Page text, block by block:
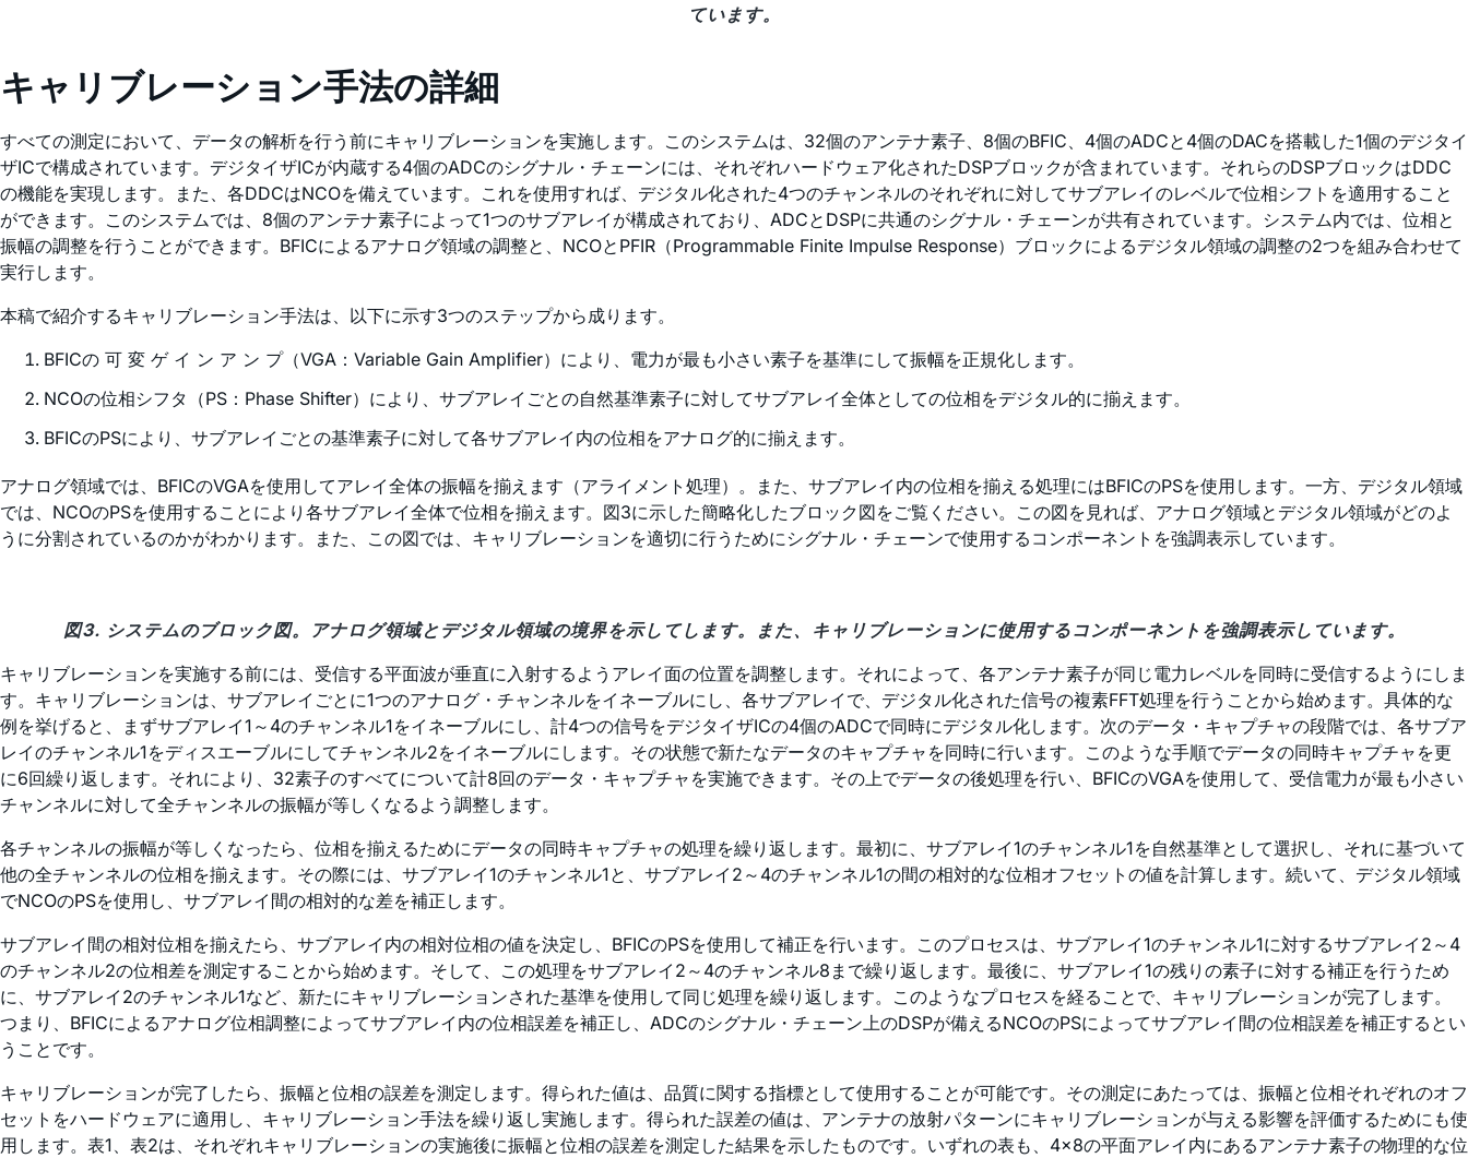
ています。
キャリブレーション手法の詳細
すべての測定において、データの解析を行う前にキャリブレーションを実施します。このシステムは、32個のアンテナ素子、8個のBFIC、4個のADCと4個のDACを搭載した1個のデジタイ
ザICで構成されています。デジタイザICが内蔵する4個のADCのシグナル・チェーンには、それぞれハードウェア化されたDSPブロックが含まれています。それらのDSPブロックはDDC
の機能を実現します。また、各DDCはNCOを備えています。これを使用すれば、デジタル化された4つのチャンネルのそれぞれに対してサブアレイのレベルで位相シフトを適用すること
ができます。このシステムでは、8個のアンテナ素子によって1つのサブアレイが構成されており、ADCとDSPに共通のシグナル・チェーンが共有されています。システム内では、位相と
振幅の調整を行うことができます。BFICによるアナログ領域の調整と、NCOとPFIR（Programmable Finite Impulse Response）ブロックによるデジタル領域の調整の2つを組み合わせて
実行します。
本稿で紹介するキャリブレーション手法は、以下に示す3つのステップから成ります。
BFICの 可 変 ゲ イ ン ア ン プ（VGA：Variable Gain Amplifier）により、電力が最も小さい素子を基準にして振幅を正規化します。
NCOの位相シフタ（PS：Phase Shifter）により、サブアレイごとの自然基準素子に対してサブアレイ全体としての位相をデジタル的に揃えます。
BFICのPSにより、サブアレイごとの基準素子に対して各サブアレイ内の位相をアナログ的に揃えます。
アナログ領域では、BFICのVGAを使用してアレイ全体の振幅を揃えます（アライメント処理）。また、サブアレイ内の位相を揃える処理にはBFICのPSを使用します。一方、デジタル領域
では、NCOのPSを使用することにより各サブアレイ全体で位相を揃えます。図3に示した簡略化したブロック図をご覧ください。この図を見れば、アナログ領域とデジタル領域がどのよ
うに分割されているのかがわかります。また、この図では、キャリブレーションを適切に行うためにシグナル・チェーンで使用するコンポーネントを強調表示しています。
図3. システムのブロック図。アナログ領域とデジタル領域の境界を示してします。また、キャリブレーションに使用するコンポーネントを強調表示しています。
キャリブレーションを実施する前には、受信する平面波が垂直に入射するようアレイ面の位置を調整します。それによって、各アンテナ素子が同じ電力レベルを同時に受信するようにしま
す。キャリブレーションは、サブアレイごとに1つのアナログ・チャンネルをイネーブルにし、各サブアレイで、デジタル化された信号の複素FFT処理を行うことから始めます。具体的な
例を挙げると、まずサブアレイ1～4のチャンネル1をイネーブルにし、計4つの信号をデジタイザICの4個のADCで同時にデジタル化します。次のデータ・キャプチャの段階では、各サブア
レイのチャンネル1をディスエーブルにしてチャンネル2をイネーブルにします。その状態で新たなデータのキャプチャを同時に行います。このような手順でデータの同時キャプチャを更
に6回繰り返します。それにより、32素子のすべてについて計8回のデータ・キャプチャを実施できます。その上でデータの後処理を行い、BFICのVGAを使用して、受信電力が最も小さい
チャンネルに対して全チャンネルの振幅が等しくなるよう調整します。
各チャンネルの振幅が等しくなったら、位相を揃えるためにデータの同時キャプチャの処理を繰り返します。最初に、サブアレイ1のチャンネル1を自然基準として選択し、それに基づいて
他の全チャンネルの位相を揃えます。その際には、サブアレイ1のチャンネル1と、サブアレイ2～4のチャンネル1の間の相対的な位相オフセットの値を計算します。続いて、デジタル領域
でNCOのPSを使用し、サブアレイ間の相対的な差を補正します。
サブアレイ間の相対位相を揃えたら、サブアレイ内の相対位相の値を決定し、BFICのPSを使用して補正を行います。このプロセスは、サブアレイ1のチャンネル1に対するサブアレイ2～4
のチャンネル2の位相差を測定することから始めます。そして、この処理をサブアレイ2～4のチャンネル8まで繰り返します。最後に、サブアレイ1の残りの素子に対する補正を行うため
に、サブアレイ2のチャンネル1など、新たにキャリブレーションされた基準を使用して同じ処理を繰り返します。このようなプロセスを経ることで、キャリブレーションが完了します。
つまり、BFICによるアナログ位相調整によってサブアレイ内の位相誤差を補正し、ADCのシグナル・チェーン上のDSPが備えるNCOのPSによってサブアレイ間の位相誤差を補正するとい
うことです。
キャリブレーションが完了したら、振幅と位相の誤差を測定します。得られた値は、品質に関する指標として使用することが可能です。その測定にあたっては、振幅と位相それぞれのオフ
セットをハードウェアに適用し、キャリブレーション手法を繰り返し実施します。得られた誤差の値は、アンテナの放射パターンにキャリブレーションが与える影響を評価するためにも使
用します。表1、表2は、それぞれキャリブレーションの実施後に振幅と位相の誤差を測定した結果を示したものです。いずれの表も、4×8の平面アレイ内にあるアンテナ素子の物理的な位